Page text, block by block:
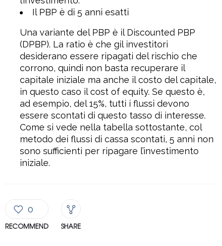
Il PBP è di 5 anni esatti
Una variante del PBP è il Discounted PBP
(DPBP). La ratio è che gil investitori
desiderano essere ripagati del rischio che
corrono, quindi non basta recuperare il
capitale iniziale ma anche il costo del capitale,
in questo caso il cost of equity. Se questo è,
ad esempio, del 15%, tutti i flussi devono
essere scontati di questo tasso di interesse.
Come si vede nella tabella sottostante, col
metodo dei flussi di cassa scontati, 5 anni non
sono sufficienti per ripagare l’investimento
iniziale.
0
RECOMMEND SHARE